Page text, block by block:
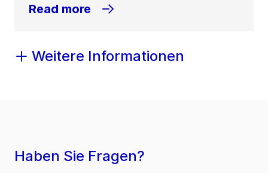
Read more
Weitere Informationen
Haben Sie Fragen?